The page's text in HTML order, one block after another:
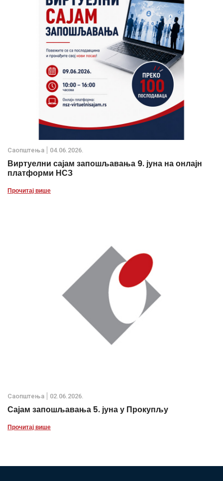
Саопштења 04.06.2026.
Виртуелни сајам запошљавања 9. јуна на онлајн
платформи НСЗ
Прочитај више
Саопштења 02.06.2026.
Сајам запошљавања 5. јуна у Прокупљу
Прочитај више